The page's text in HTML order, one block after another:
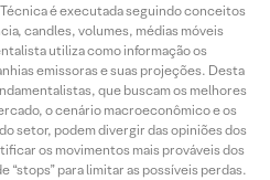
é executada seguindo conceitos
candles, volumes, médias móveis
utiliza como informação os
emissoras e suas projeções. Desta
que buscam os melhores
o cenário macroeconômico e os
setor, podem divergir das opiniões dos
os movimentos mais prováveis dos
“stops” para limitar as possíveis perdas.